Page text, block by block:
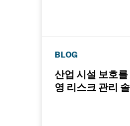
BLOG
산업 시설 보호를
영 리스크 관리